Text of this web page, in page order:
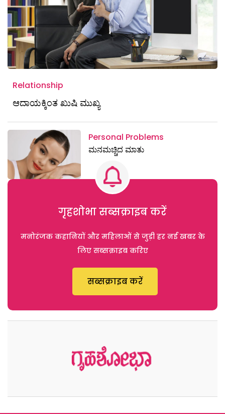
Relationship
ಆದಾಯಕ್ಕಿಂತ ಖುಷಿ ಮುಖ್ಯ
Personal Problems
ಮನಮಚ್ಚಿದ ಮಾತು
गृहशोभा सब्सक्राइब करें
मनोरंजक कहानियों और महिलाओं से जुड़ी हर नई खबर के
लिए सब्सक्राइब करिए
सब्सक्राइब करें